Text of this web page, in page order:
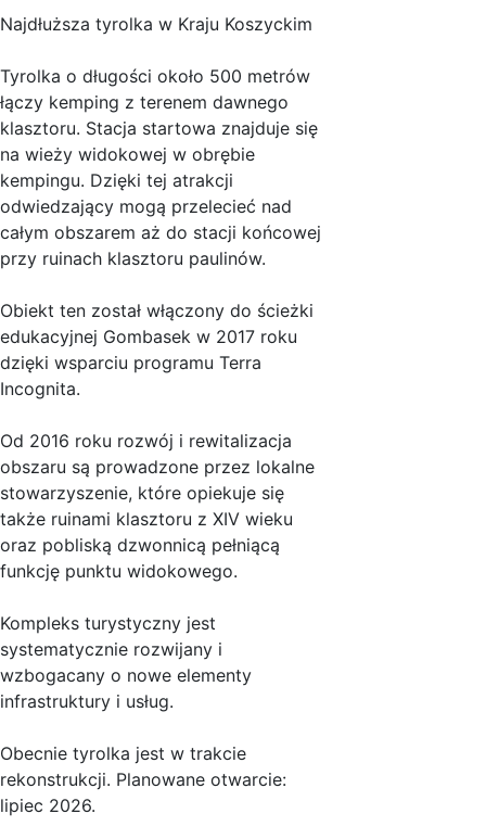
Najdłuższa tyrolka w Kraju Koszyckim
Tyrolka o długości około 500 metrów
łączy kemping z terenem dawnego
klasztoru. Stacja startowa znajduje się
na wieży widokowej w obrębie
kempingu. Dzięki tej atrakcji
odwiedzający mogą przelecieć nad
całym obszarem aż do stacji końcowej
przy ruinach klasztoru paulinów.
Obiekt ten został włączony do ścieżki
edukacyjnej Gombasek w 2017 roku
dzięki wsparciu programu Terra
Incognita.
Od 2016 roku rozwój i rewitalizacja
obszaru są prowadzone przez lokalne
stowarzyszenie, które opiekuje się
także ruinami klasztoru z XIV wieku
oraz pobliską dzwonnicą pełniącą
funkcję punktu widokowego.
Kompleks turystyczny jest
systematycznie rozwijany i
wzbogacany o nowe elementy
infrastruktury i usług.
Obecnie tyrolka jest w trakcie
rekonstrukcji. Planowane otwarcie:
lipiec 2026.